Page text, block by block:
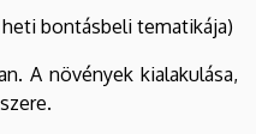
heti bontásbeli tematikája)
A növények kialakulása,